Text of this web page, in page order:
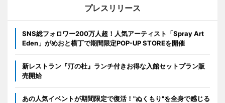
プレスリリース
SNS総フォロワー200万人超！人気アーティスト「Spray Art
Eden」がめおと横丁で期間限定POP-UP STOREを開催
新レストラン『汀の杜』ランチ付きお得な入館セットプラン販
売開始
あの人気イベントが期間限定で復活！"ぬくもり"を全身で感じる